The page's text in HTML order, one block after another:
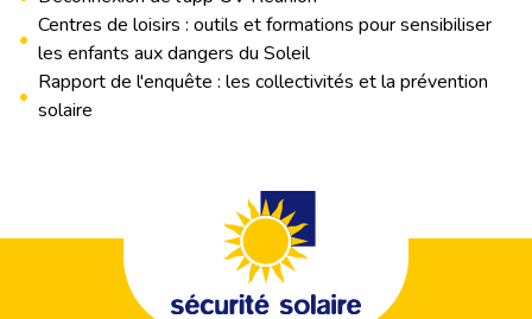
•
Centres de loisirs : outils et formations pour sensibiliser
les enfants aux dangers du Soleil
•
Rapport de l'enquête : les collectivités et la prévention
solaire